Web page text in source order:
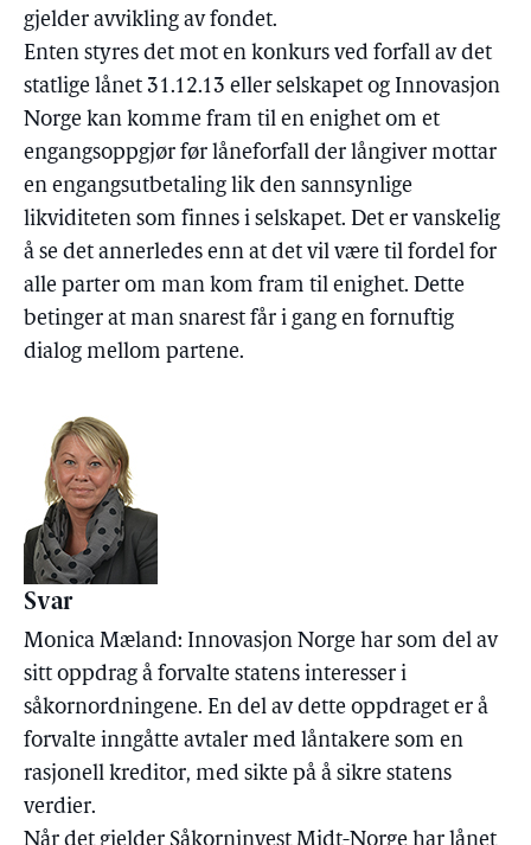
gjelder avvikling av fondet.
Enten styres det mot en konkurs ved forfall av det
statlige lånet 31.12.13 eller selskapet og Innovasjon
Norge kan komme fram til en enighet om et
engangsoppgjør før låneforfall der långiver mottar
en engangsutbetaling lik den sannsynlige
likviditeten som finnes i selskapet. Det er vanskelig
å se det annerledes enn at det vil være til fordel for
alle parter om man kom fram til enighet. Dette
betinger at man snarest får i gang en fornuftig
dialog mellom partene.
Svar
Monica Mæland: Innovasjon Norge har som del av
sitt oppdrag å forvalte statens interesser i
såkornordningene. En del av dette oppdraget er å
forvalte inngåtte avtaler med låntakere som en
rasjonell kreditor, med sikte på å sikre statens
verdier.